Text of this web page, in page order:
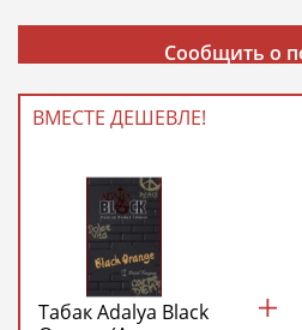
Сообщить о
ВМЕСТЕ ДЕШЕВЛЕ!
Табак Adalya Black